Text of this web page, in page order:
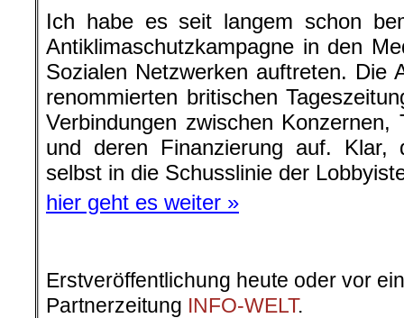
Ich habe es seit langem schon
Antiklimaschutzkampagne in den
Sozialen Netzwerken auftreten. Die
renommierten britischen
Verbindungen zwischen Konzernen,
und deren Finanzierung auf. Klar,
selbst in die Schusslinie der
hier geht es weiter »
Erstveröffentlichung heute oder vor
Partnerzeitung INFO-WELT.